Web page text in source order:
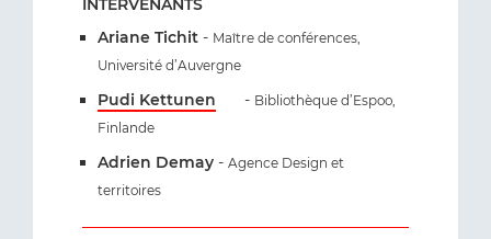
INTERVENANTS
Ariane Tichit - Maître de conférences,
Université d’Auvergne
Pudi Kettunen - Bibliothèque d’Espoo,
Finlande
Adrien Demay - Agence Design et
territoires